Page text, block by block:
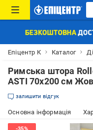
Епіцентр К Каталог
Римська штора
ASTI 70x200 см
залишити відгук
Основна інформація